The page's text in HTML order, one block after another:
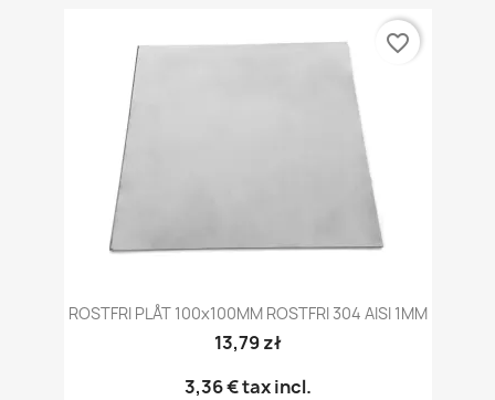
ROSTFRI PLÅT 100x100MM ROSTFRI 304 AISI 1MM
13,79 zł
3,36 €tax incl.
favorite_border